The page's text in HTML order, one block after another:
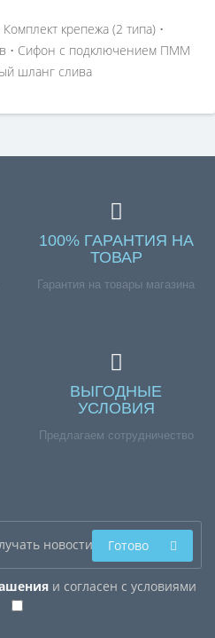
крепежа (2 типа) •
• Сифон с подключением ПММ
шланг слива
100% ГАРАНТИЯ НА
ТОВАР
Гарантия на товары магазина
ВЫГОДНЫЕ
УСЛОВИЯ
Предлагаем сотрудничество
и согласен с условиями
Готово